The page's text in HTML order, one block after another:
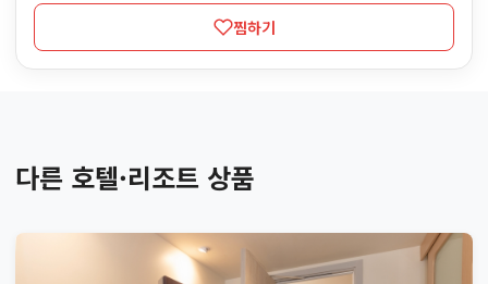
찜하기
다른 호텔·리조트 상품